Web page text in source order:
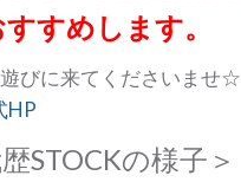
すめします。
びに来てくださいませ☆
HP
STOCKの様子＞